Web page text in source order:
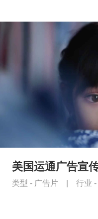
美国运通广告宣
类型 - 广告片 行业 -